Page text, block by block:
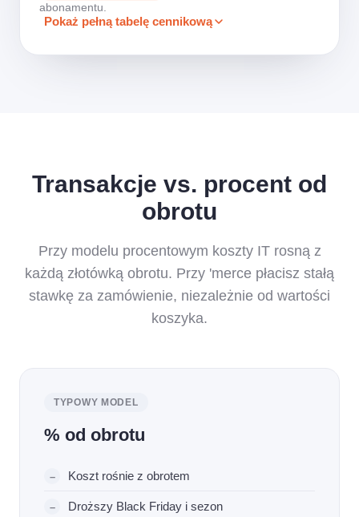
abonamentu.
Pokaż pełną tabelę cennikową
Transakcje vs. procent od
obrotu
Przy modelu procentowym koszty IT rosną z
każdą złotówką obrotu. Przy 'merce płacisz stałą
stawkę za zamówienie, niezależnie od wartości
koszyka.
TYPOWY MODEL
% od obrotu
Koszt rośnie z obrotem
Droższy Black Friday i sezon